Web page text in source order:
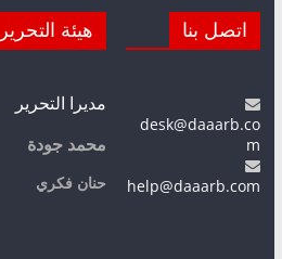
اتصل بنا
desk@daaarb.co
m
help@daaarb.com
هيئة التحرير
مديرا التحرير
محمد جودة
حنان فكري